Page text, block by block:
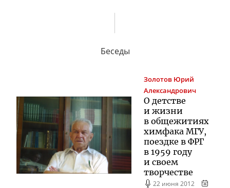
Беседы
Золотов Юрий
Александрович
О детстве
и жизни
в общежитиях
химфака МГУ,
поездке в ФРГ
в 1959 году
и своем
творчестве
22 июня 2012